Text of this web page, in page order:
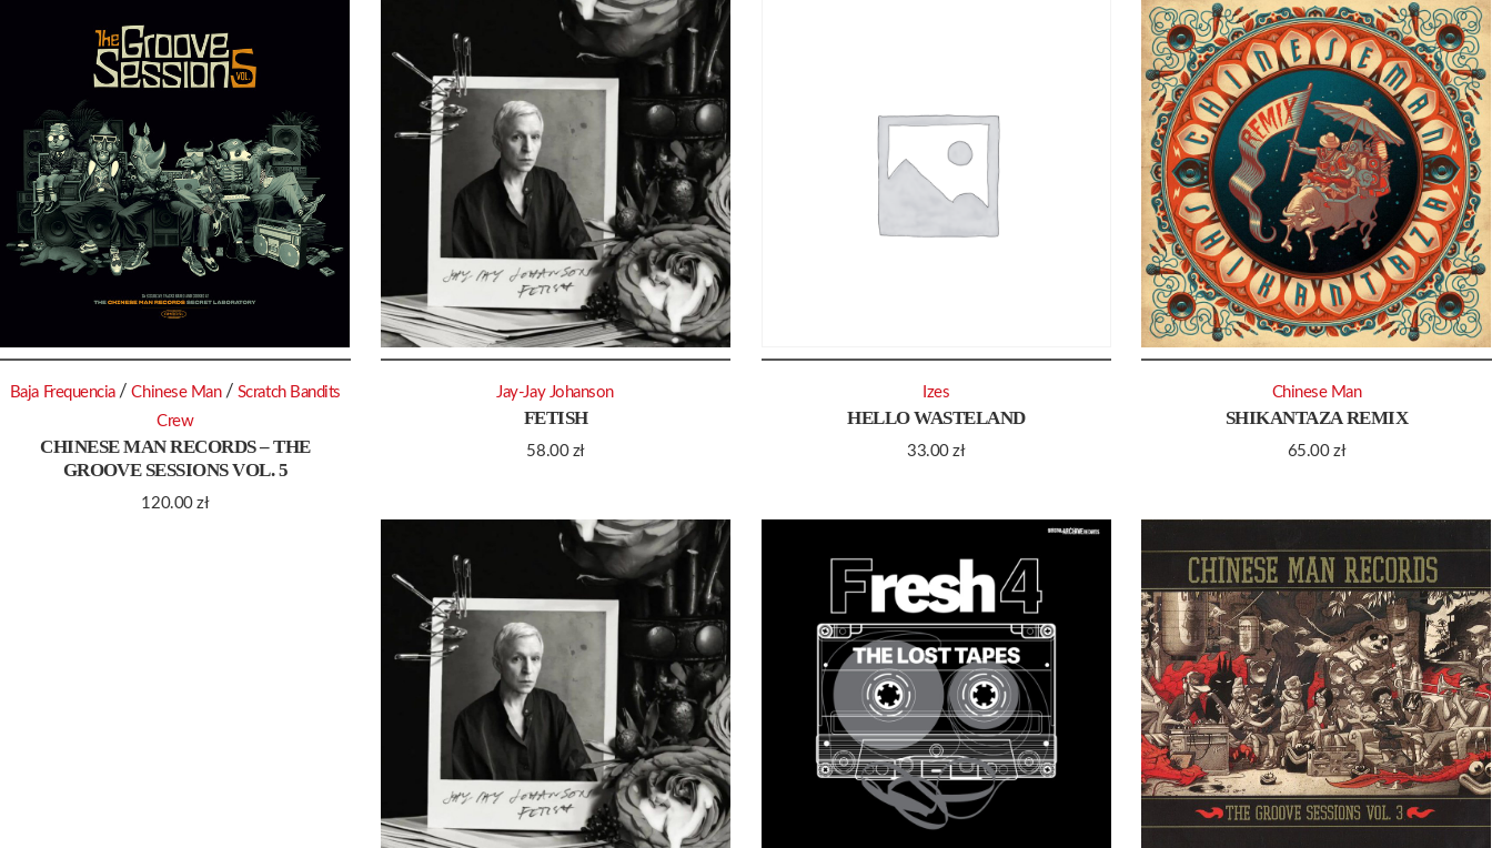
CHINESE MAN RECORDS – THE
GROOVE SESSIONS VOL. 5
120.00zł
Baja Frequencia /Chinese Man / Scratch Bandits
Crew
FETISH
58.00 zł
Jay-Jay Johanson
HELLO WASTELAND
33.00zł
Izes
SHIKANTAZA REMIX
65.00zł
Chinese Man